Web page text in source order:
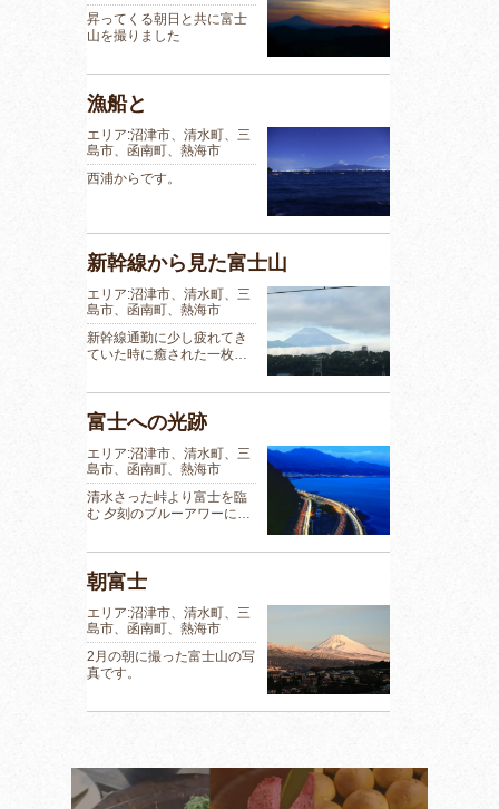
昇ってくる朝日と共に富士
山を撮りました
漁船と
エリア:沼津市、清水町、三
島市、函南町、熱海市
西浦からです。
新幹線から見た富士山
エリア:沼津市、清水町、三
島市、函南町、熱海市
新幹線通勤に少し疲れてき
ていた時に癒された一枚…
富士への光跡
エリア:沼津市、清水町、三
島市、函南町、熱海市
清水さった峠より富士を臨
む 夕刻のブルーアワーに…
朝富士
エリア:沼津市、清水町、三
島市、函南町、熱海市
2月の朝に撮った富士山の写
真です。